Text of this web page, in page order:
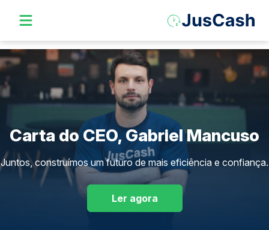
Carta do CEO, Gabriel Mancuso
Juntos, construímos um futuro de mais eficiência e confiança.
Ler agora